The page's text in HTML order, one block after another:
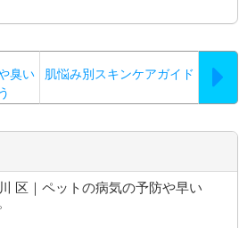
臭い
肌悩み別スキンケアガイド
区｜ペットの病気の予防や早い